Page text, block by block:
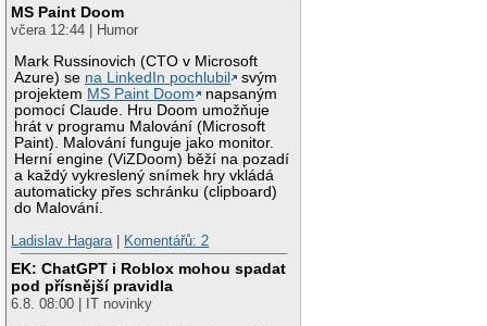
MS Paint Doom
včera 12:44 | Humor
Mark Russinovich (CTO v Microsoft
Azure) se na LinkedIn pochlubil
svým
projektem MS Paint Doom
napsaným
pomocí Claude. Hru Doom umožňuje
hrát v programu Malování (Microsoft
Paint). Malování funguje jako monitor.
Herní engine (ViZDoom) běží na pozadí
a každý vykreslený snímek hry vkládá
automaticky přes schránku (clipboard)
do Malování.
Ladislav Hagara
Komentářů: 2
EK: ChatGPT i Roblox mohou spadat
pod přísnější pravidla
6.8. 08:00 | IT novinky